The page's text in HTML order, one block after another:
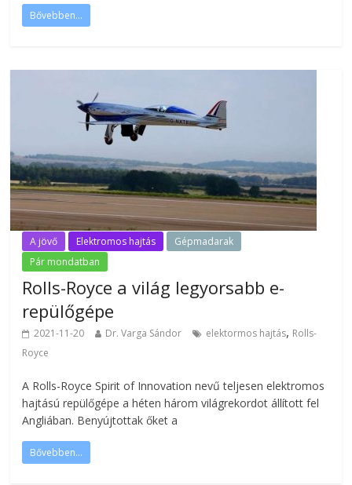
Bővebben...
A jövő Elektromos hajtás
Gépmadarak
Pár mondatban
Rolls-Royce a világ legyorsabb e-
repülőgépe
2021-11-20 Dr. Varga Sándor elektormos hajtás, Rolls-
Royce
A Rolls-Royce Spirit of Innovation nevű teljesen elektromos
hajtású repülőgépe a héten három világrekordot állított fel
Angliában. Benyújtottak őket a
Bővebben...